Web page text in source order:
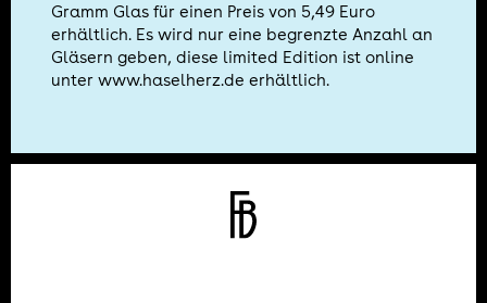
Gramm Glas für einen Preis von 5,49 Euro
erhältlich. Es wird nur eine begrenzte Anzahl an
Gläsern geben, diese limited Edition ist online
unterwww.haselherz.de erhältlich.